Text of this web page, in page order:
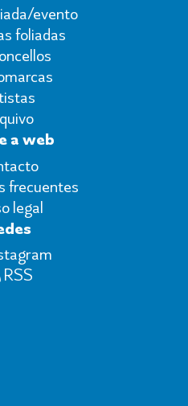
evento
foliadas
a web
frecuentes
legal
RSS